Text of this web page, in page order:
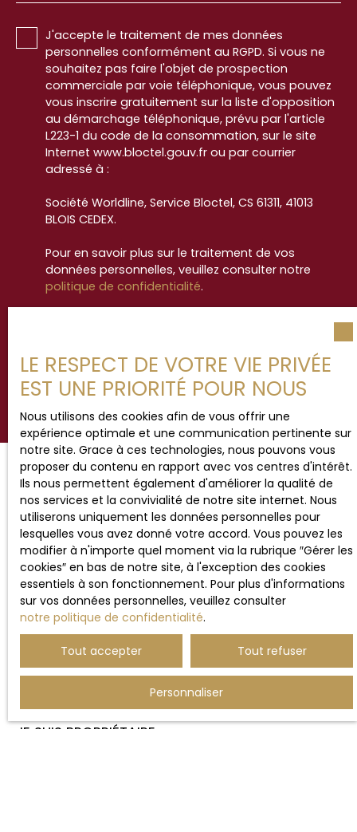
J'accepte le traitement de mes données
personnelles conformément au RGPD. Si vous ne
souhaitez pas faire l'objet de prospection
commerciale par voie téléphonique, vous pouvez
vous inscrire gratuitement sur la liste d'opposition
au démarchage téléphonique, prévu par l'article
L223-1 du code de la consommation, sur le site
Internet www.bloctel.gouv.fr ou par courrier
adressé à :
Société Worldline, Service Bloctel, CS 61311, 41013
BLOIS CEDEX.
Pour en savoir plus sur le traitement de vos
données personnelles, veuillez consulter notre
politique de confidentialité.
Recevoir des annonces
JE RECHERCHE UN BIEN
Vente maison Hesdin (62140)
Vente maison Étaples (62630)
Vente maison Beaurainville (62990)
Vente appartement Le Touquet-Paris-Plage (62520)
Vente maison Montreuil (62170)
Vente terrain Ergny (62650)
JE SUIS PROPRIÉTAIRE
LE RESPECT DE VOTRE VIE PRIVÉE
EST UNE PRIORITÉ POUR NOUS
Nous utilisons des cookies afin de vous offrir une
expérience optimale et une communication pertinente sur
notre site. Grace à ces technologies, nous pouvons vous
proposer du contenu en rapport avec vos centres d'intérêt.
Ils nous permettent également d'améliorer la qualité de
nos services et la convivialité de notre site internet. Nous
utiliserons uniquement les données personnelles pour
lesquelles vous avez donné votre accord. Vous pouvez les
modifier à n'importe quel moment via la rubrique ″Gérer les
cookies″ en bas de notre site, à l'exception des cookies
essentiels à son fonctionnement. Pour plus d'informations
sur vos données personnelles, veuillez consulter
notre politique de confidentialité.
Tout accepter Tout refuser
Personnaliser